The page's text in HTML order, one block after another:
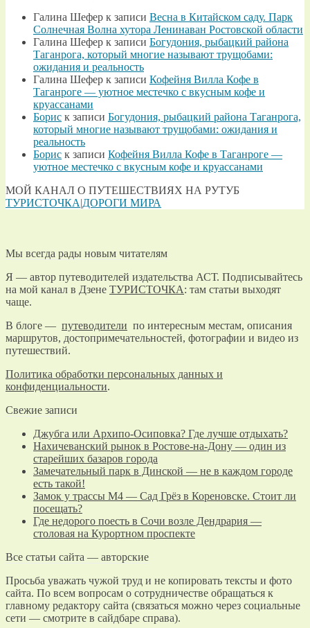
Галина Шефер к записи Весна в Китайском саду. Парк
Солнечная Волна хутора Ленинаван Ростовской области
Галина Шефер к записи Богудония, рыбацкий района
Таганрога, который многие называют трущобами:
ожидания и реальность
Галина Шефер к записи Кофейня Вилла Кофе в
Таганроге — уютное местечко с вкусным кофе и
круассанами
Борис к записи Богудония, рыбацкий района Таганрога,
который многие называют трущобами: ожидания и
реальность
Борис к записи Кофейня Вилла Кофе в Таганроге —
уютное местечко с вкусным кофе и круассанами
МОЙ КАНАЛ О ПУТЕШЕСТВИЯХ НА РУТУБ
ТУРИСТОЧКА|ДОРОГИ МИРА
Мы всегда рады новым читателям
Я — автор путеводителей издательства АСТ. Подписывайтесь
на мой канал в Дзене ТУРИСТОЧКА: там статьи выходят
чаще.
В блоге — путеводители по интересным местам, описания
маршрутов, достопримечательностей, фотографии и видео из
путешествий.
Политика обработки персональных данных и
конфиденциальности.
Свежие записи
Джубга или Архипо-Осиповка? Где лучше отдыхать?
Нахичеванский рынок в Ростове-на-Дону — один из
старейших базаров города
Замечательный парк в Динской — не в каждом городе
есть такой!
Замок у трассы М4 — Сад Грёз в Кореновске. Стоит ли
посещать?
Где недорого поесть в Сочи возле Дендрария —
столовая на Курортном проспекте
Все статьи сайта — авторские
Просьба уважать чужой труд и не копировать тексты и фото
сайта. По всем вопросам о сотрудничестве обращаться к
главному редактору сайта (связаться можно через социальные
сети — смотрите в сайдбаре справа).